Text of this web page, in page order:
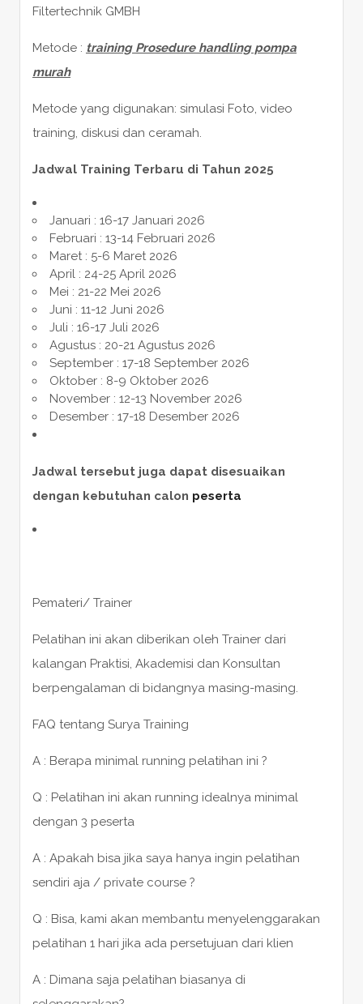
Filtertechnik GMBH
Metode : training Prosedure handling pompa
murah
Metode yang digunakan: simulasi Foto, video
training, diskusi dan ceramah.
Jadwal Training Terbaru di Tahun 2025
Januari : 16-17 Januari 2026
Februari : 13-14 Februari 2026
Maret : 5-6 Maret 2026
April : 24-25 April 2026
Mei : 21-22 Mei 2026
Juni : 11-12 Juni 2026
Juli : 16-17 Juli 2026
Agustus : 20-21 Agustus 2026
September : 17-18 September 2026
Oktober : 8-9 Oktober 2026
November : 12-13 November 2026
Desember : 17-18 Desember 2026
Jadwal tersebut juga dapat disesuaikan
dengan kebutuhan calon peserta
Pemateri/ Trainer
Pelatihan ini akan diberikan oleh Trainer dari
kalangan Praktisi, Akademisi dan Konsultan
berpengalaman di bidangnya masing-masing.
FAQ tentang Surya Training
A : Berapa minimal running pelatihan ini ?
Q : Pelatihan ini akan running idealnya minimal
dengan 3 peserta
A : Apakah bisa jika saya hanya ingin pelatihan
sendiri aja / private course ?
Q : Bisa, kami akan membantu menyelenggarakan
pelatihan 1 hari jika ada persetujuan dari klien
A : Dimana saja pelatihan biasanya di